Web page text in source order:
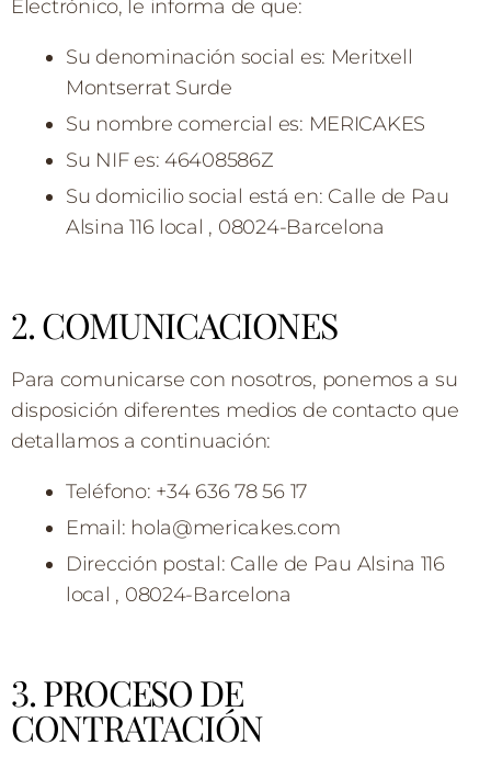
Electrónico, le informa de que:
Su denominación social es: Meritxell
Montserrat Surde
Su nombre comercial es: MERICAKES
Su NIF es: 46408586Z
Su domicilio social está en: Calle de Pau
Alsina 116 local , 08024-Barcelona
2. COMUNICACIONES
Para comunicarse con nosotros, ponemos a su
disposición diferentes medios de contacto que
detallamos a continuación:
Teléfono: +34 636 78 56 17
Email: hola@mericakes.com
Dirección postal: Calle de Pau Alsina 116
local , 08024-Barcelona
3. PROCESO DE
CONTRATACIÓN